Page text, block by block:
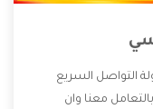
التواصل السريع
معنا وان